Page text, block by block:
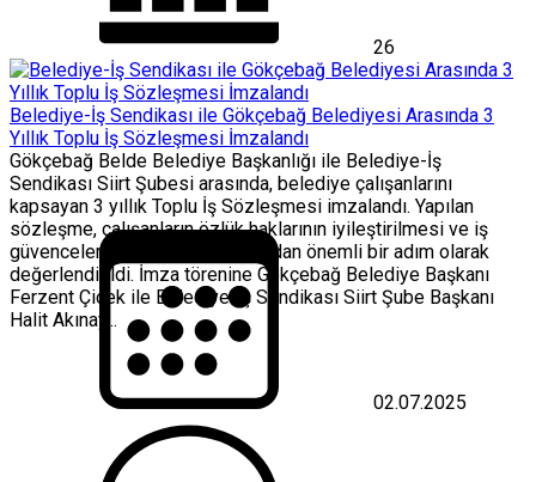
26
Belediye-İş Sendikası ile Gökçebağ Belediyesi Arasında 3
Yıllık Toplu İş Sözleşmesi İmzalandı
Gökçebağ Belde Belediye Başkanlığı ile Belediye-İş
Sendikası Siirt Şubesi arasında, belediye çalışanlarını
kapsayan 3 yıllık Toplu İş Sözleşmesi imzalandı. Yapılan
sözleşme, çalışanların özlük haklarının iyileştirilmesi ve iş
güvencelerinin artırılması açısından önemli bir adım olarak
değerlendirildi. İmza törenine Gökçebağ Belediye Başkanı
Ferzent Çiçek ile Belediye-İş Sendikası Siirt Şube Başkanı
Halit Akınay...
02.07.2025